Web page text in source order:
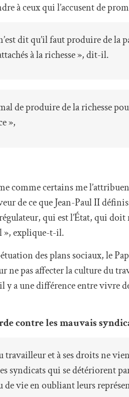
à ceux qui l’accusent de
dit qu’il faut produire de la
à la richesse », dit-il.
de produire de la richesse
»,
comme certains me
de ce que Jean-Paul II
qui est l’État, qui
», explique-t-il.
des plans sociaux, le
ne pas affecter la culture du
y a une différence entre vivre
contre les mauvais
travailleur et à ses droits ne
syndicats qui se détériorent
vie en oubliant leurs